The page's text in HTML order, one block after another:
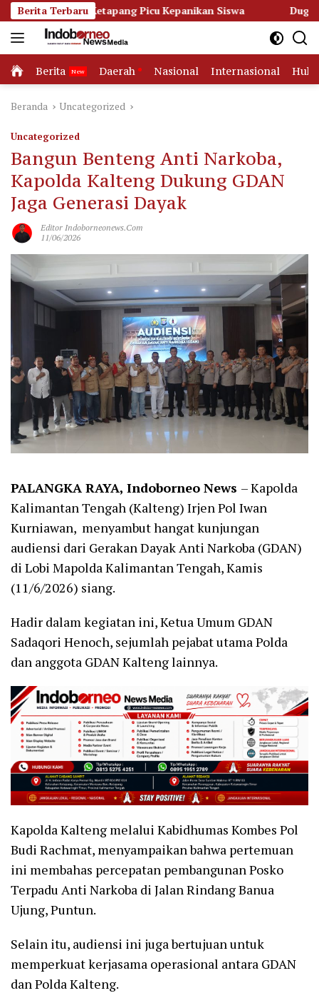
Langsung
ke
konten
Berita Terbaru
3 Ketapang Picu Kepanikan Siswa Dugaan Korupsi
Home
Berita Daerah Nasional Internasional
Beranda Uncategorized
Uncategorized
Bangun Benteng Anti Narkoba,
Kapolda Kalteng Dukung GDAN
Jaga Generasi Dayak
Editor Indoborneonews.com
11/06/2026
PALANGKA RAYA, Indoborneo News – Kapolda
Kalimantan Tengah (Kalteng) Irjen Pol Iwan
Kurniawan, menyambut hangat kunjungan
audiensi dari Gerakan Dayak Anti Narkoba (GDAN)
di Lobi Mapolda Kalimantan Tengah, Kamis
(11/6/2026) siang.
Hadir dalam kegiatan ini, Ketua Umum GDAN
Sadaqori Henoch, sejumlah pejabat utama Polda
dan anggota GDAN Kalteng lainnya.
Kapolda Kalteng melalui Kabidhumas Kombes Pol
Budi Rachmat, menyampaikan bahwa pertemuan
ini membahas percepatan pembangunan Posko
Terpadu Anti Narkoba di Jalan Rindang Banua
Ujung, Puntun.
Selain itu, audiensi ini juga bertujuan untuk
memperkuat kerjasama operasional antara GDAN
dan Polda Kalteng.